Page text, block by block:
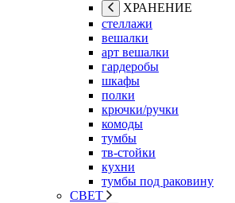
ХРАНЕНИЕ
стеллажи
вешалки
арт вешалки
гардеробы
шкафы
полки
крючки/ручки
комоды
тумбы
тв-стойки
кухни
тумбы под раковину
СВЕТ